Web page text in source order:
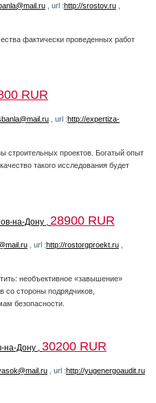
, url :http://srostov.ru
фактически проведенных работ
RUR
, url :http://expertiza-
строительных проектов. Богатый опыт
такого исследования будет
на-Дону , 28900 RUR
, url :http://rostorgproekt.ru
необъективное «завышение»
со стороны подрядчиков,
безопасности.
на-Дону , 30200 RUR
, url :http://yugenergoaudit.ru